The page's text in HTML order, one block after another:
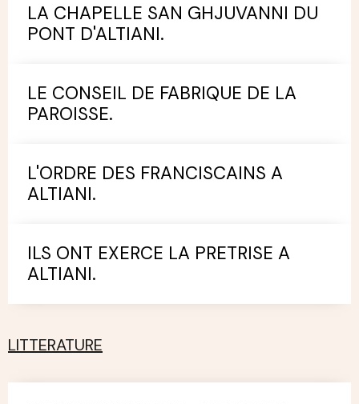
LA CHAPELLE SAN GHJUVANNI DU
PONT D'ALTIANI.
LE CONSEIL DE FABRIQUE DE LA
PAROISSE.
L'ORDRE DES FRANCISCAINS A
ALTIANI.
ILS ONT EXERCE LA PRETRISE A
ALTIANI.
LITTERATURE